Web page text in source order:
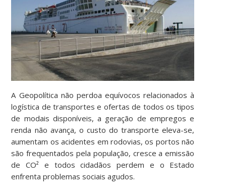
A Geopolítica não perdoa equívocos relacionados à
logística de transportes e ofertas de todos os tipos
de modais disponíveis, a geração de empregos e
renda não avança, o custo do transporte eleva-se,
aumentam os acidentes em rodovias, os portos não
são frequentados pela população, cresce a emissão
de CO² e todos cidadãos perdem e o Estado
enfrenta problemas sociais agudos.